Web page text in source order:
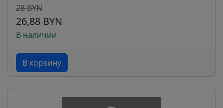
28 BYN
26,88 BYN
В наличии
В корзину